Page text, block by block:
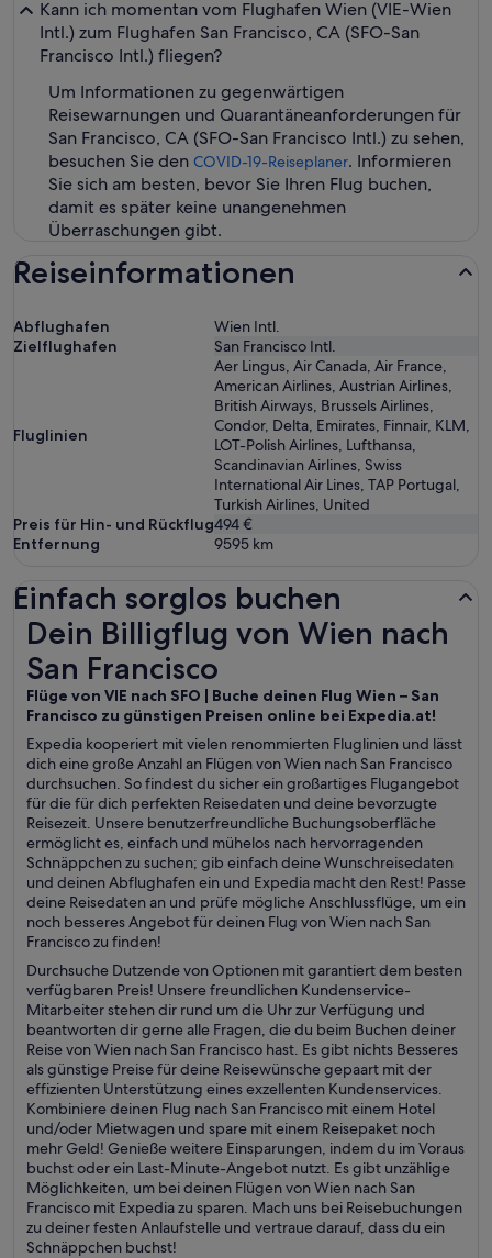
Kann ich momentan vom Flughafen Wien (VIE-Wien
Intl.) zum Flughafen San Francisco, CA (SFO-San
Francisco Intl.) fliegen?
Um Informationen zu gegenwärtigen
Reisewarnungen und Quarantäneanforderungen für
San Francisco, CA (SFO-San Francisco Intl.) zu sehen,
besuchen Sie den COVID-19-Reiseplaner. Informieren
Sie sich am besten, bevor Sie Ihren Flug buchen,
damit es später keine unangenehmen
Überraschungen gibt.
Reiseinformationen
Abflughafen
Wien Intl.
Zielflughafen
San Francisco Intl.
Fluglinien
Aer Lingus, Air Canada, Air France,
American Airlines, Austrian Airlines,
British Airways, Brussels Airlines,
Condor, Delta, Emirates, Finnair, KLM,
LOT-Polish Airlines, Lufthansa,
Scandinavian Airlines, Swiss
International Air Lines, TAP Portugal,
Turkish Airlines, United
Preis für Hin- und Rückflug494 €
Entfernung
9595 km
Einfach sorglos buchen
Dein Billigflug von Wien nach
San Francisco
Flüge von VIE nach SFO | Buche deinen Flug Wien – San
Francisco zu günstigen Preisen online bei Expedia.at!
Expedia kooperiert mit vielen renommierten Fluglinien und lässt
dich eine große Anzahl an Flügen von Wien nach San Francisco
durchsuchen. So findest du sicher ein großartiges Flugangebot
für die für dich perfekten Reisedaten und deine bevorzugte
Reisezeit. Unsere benutzerfreundliche Buchungsoberfläche
ermöglicht es, einfach und mühelos nach hervorragenden
Schnäppchen zu suchen; gib einfach deine Wunschreisedaten
und deinen Abflughafen ein und Expedia macht den Rest! Passe
deine Reisedaten an und prüfe mögliche Anschlussflüge, um ein
noch besseres Angebot für deinen Flug von Wien nach San
Francisco zu finden!
Durchsuche Dutzende von Optionen mit garantiert dem besten
verfügbaren Preis! Unsere freundlichen Kundenservice-
Mitarbeiter stehen dir rund um die Uhr zur Verfügung und
beantworten dir gerne alle Fragen, die du beim Buchen deiner
Reise von Wien nach San Francisco hast. Es gibt nichts Besseres
als günstige Preise für deine Reisewünsche gepaart mit der
effizienten Unterstützung eines exzellenten Kundenservices.
Kombiniere deinen Flug nach San Francisco mit einem Hotel
und/oder Mietwagen und spare mit einem Reisepaket noch
mehr Geld! Genieße weitere Einsparungen, indem du im Voraus
buchst oder ein Last-Minute-Angebot nutzt. Es gibt unzählige
Möglichkeiten, um bei deinen Flügen von Wien nach San
Francisco mit Expedia zu sparen. Mach uns bei Reisebuchungen
zu deiner festen Anlaufstelle und vertraue darauf, dass du ein
Schnäppchen buchst!
Dein Billigflug von Wien nach San Francisco